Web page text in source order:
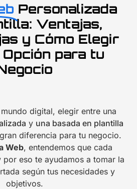
Personalizada
Ventajas,
y Cómo Elegir
para tu
digital, elegir entre una
y una basada en plantilla
diferencia para tu negocio.
Web, entendemos que cada
por eso te ayudamos a tomar la
según tus necesidades y
objetivos.